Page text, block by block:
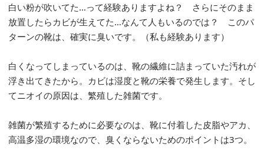
白い粉が吹いてた…って経験ありますよね？ さらにそのまま
放置したらカビが生えてた…なんて人もいるのでは？ このパ
ターンの靴は、確実に臭いです。（私も経験あります）
白くなってしまっているのは、靴の繊維に詰まっていた汚れが
浮き出てきたから。カビは湿度と靴の栄養で発生します。そし
てニオイの原因は、繁殖した雑菌です。
雑菌が繁殖するために必要なのは、靴に付着した皮脂やアカ、
高温多湿の環境なので、臭くならないためのポイントは3つ。